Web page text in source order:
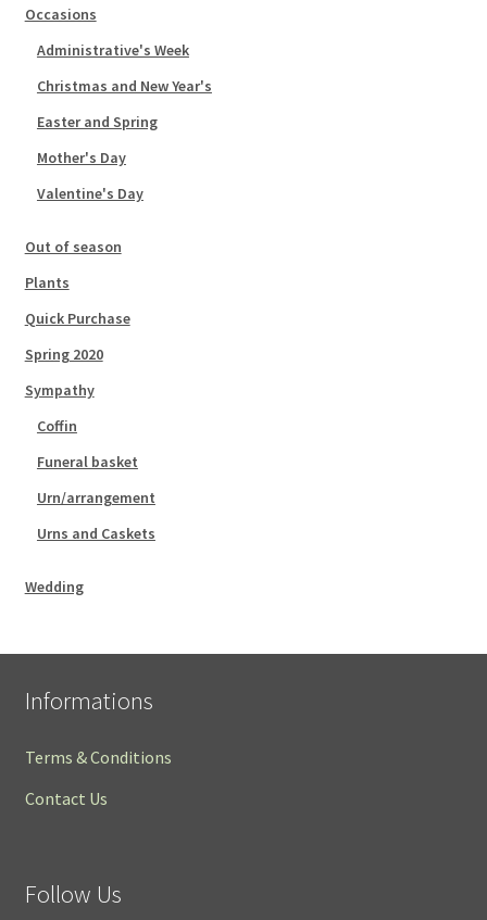
Occasions
Administrative's Week
Christmas and New Year's
Easter and Spring
Mother's Day
Valentine's Day
Out of season
Plants
Quick Purchase
Spring 2020
Sympathy
Coffin
Funeral basket
Urn/arrangement
Urns and Caskets
Wedding
Informations
Terms & Conditions
Contact Us
Follow Us